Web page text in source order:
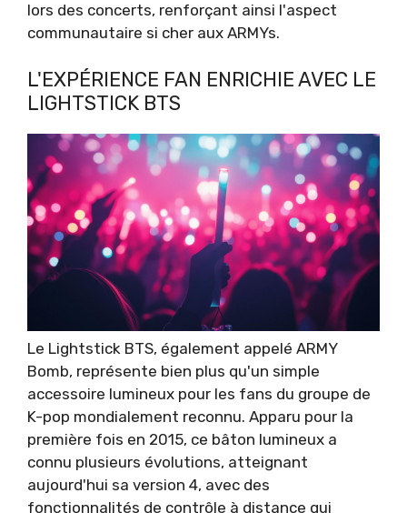
lors des concerts, renforçant ainsi l'aspect
communautaire si cher aux ARMYs.
L'EXPÉRIENCE FAN ENRICHIE AVEC LE
LIGHTSTICK BTS
Le Lightstick BTS, également appelé ARMY
Bomb, représente bien plus qu'un simple
accessoire lumineux pour les fans du groupe de
K-pop mondialement reconnu. Apparu pour la
première fois en 2015, ce bâton lumineux a
connu plusieurs évolutions, atteignant
aujourd'hui sa version 4, avec des
fonctionnalités de contrôle à distance qui